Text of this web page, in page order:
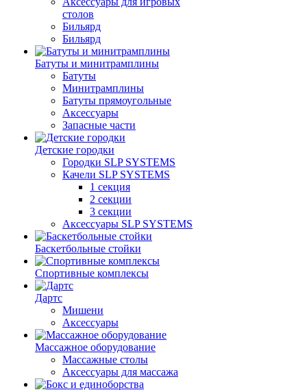
столов
Бильяpд
Бильяpд
Батуты и минитрамплины
Батуты
Минитрамплины
Батуты прямоугольные
Аксессуары
Запасные части
Детские городки
Городки SLP SYSTEMS
Качели SLP SYSTEMS
1 секция
2 секции
3 секции
Аксессуары SLP SYSTEMS
Баскетбольные стойки
Спортивные комплексы
Дартс
Мишени
Аксессуары
Массажное оборудование
Массажные столы
Аксессуары для массажа